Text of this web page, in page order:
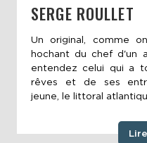
SERGE ROULLET
Un original, comme
hochant du chef d'un
entendez celui qui a
rêves et de ses
jeune, le littoral